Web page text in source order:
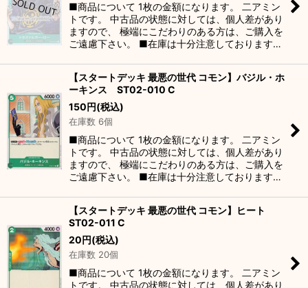
■商品について 1枚の金額になります。 二アミン
トです。 中古品の状態に対しては、個人差があり
ますので、 極端にこだわりのある方は、ご購入を
ご遠慮下さい。 ■在庫は十分注意しております…
【スタートデッキ 最悪の世代 コモン】バジル・ホ
ーキンス ST02-010 C
150円(税込)
在庫数 6個
■商品について 1枚の金額になります。 二アミン
トです。 中古品の状態に対しては、個人差があり
ますので、 極端にこだわりのある方は、ご購入を
ご遠慮下さい。 ■在庫は十分注意しております…
【スタートデッキ 最悪の世代 コモン】ヒート
ST02-011 C
20円(税込)
在庫数 20個
■商品について 1枚の金額になります。 二アミン
トです。 中古品の状態に対しては、個人差があり